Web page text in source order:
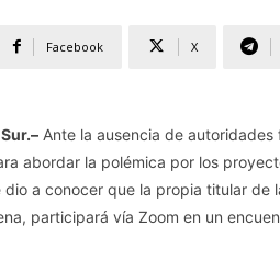
Facebook X
Ante la ausencia de
abordar la polémica por los
dio a conocer que la propia titular
participará vía Zoom en un